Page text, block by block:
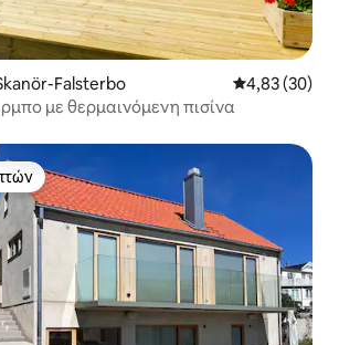
Falsterbo Μέση
4,83 (30)
με θερμαινόμενη πισίνα